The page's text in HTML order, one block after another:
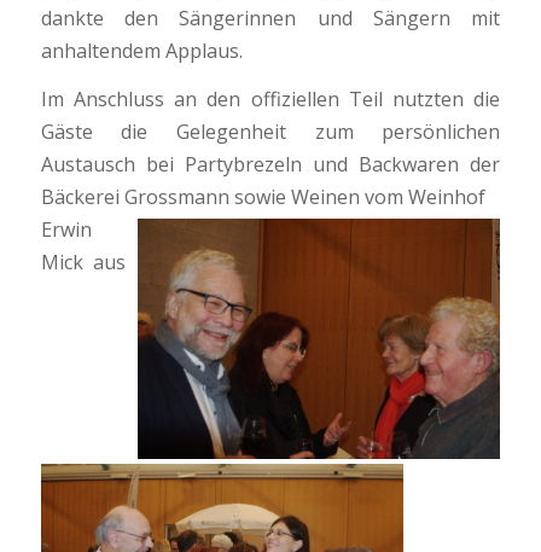
dankte den Sängerinnen und Sängern mit
anhaltendem Applaus.
Im Anschluss an den offiziellen Teil nutzten die
Gäste die Gelegenheit zum persönlichen
Austausch bei Partybrezeln und Backwaren der
Bäckerei Grossmann sowie Weinen vom Weinhof
Erwin
Mick aus